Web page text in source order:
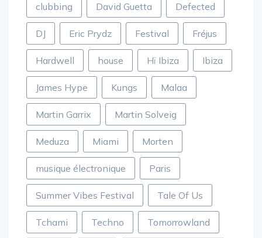
clubbing David Guetta Defected
DJ Eric Prydz Festival Fréjus
Hardwell house Hï Ibiza Ibiza
James Hype Kungs Malaa
Martin Garrix Martin Solveig
Meduza Miami Morten
musique électronique Paris
Summer Vibes Festival Tale Of Us
Tchami Techno Tomorrowland